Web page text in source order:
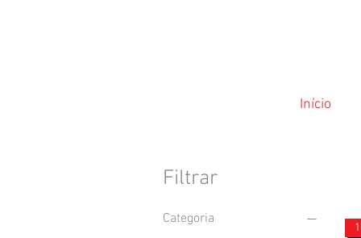
Início
Filtrar
Categoria